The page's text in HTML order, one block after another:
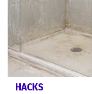
HACKS